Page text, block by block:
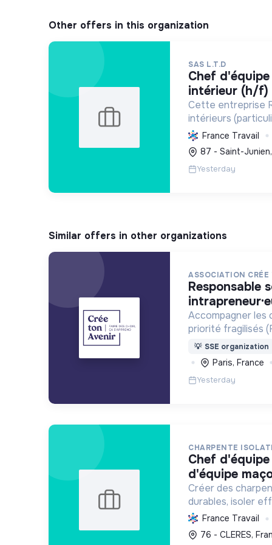
Other offers in this organization
SAS L.T.D
chef d'équipe h/f aménagement
intérieur (h/f)
Cette entreprise
intérieurs
confort et
à la plâtrerie, aux
menuiserie
France Travail
87 - Saint-
Yesterday
Similar offers in other organizations
ASSOCIATION
responsable solution orientation
Accompagner les
priorité fragilisés
territoires
leurs projets
💡 SSE organization
Paris, France
Yesterday
CHARPENTE
chef d'équipe maçon / cheffe
d'équipe
Créer des
durables, isoler
matériaux
certifiée RGE,
pour des habitats
France Travail
76 - CLERES,